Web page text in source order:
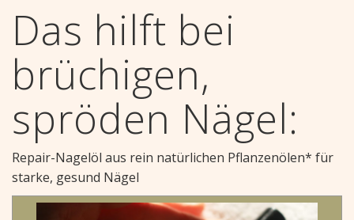
Das hilft bei
brüchigen,
spröden Nägel:
Repair-Nagelöl aus rein natürlichen Pflanzenölen* für
starke, gesund Nägel